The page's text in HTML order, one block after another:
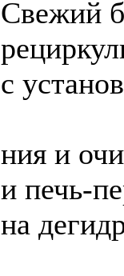
Свежий
с
ния и
и печь-
на